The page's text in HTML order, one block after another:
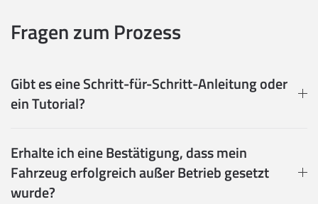
Fragen zum Prozess
Gibt es eine Schritt-für-Schritt-Anleitung oder
ein Tutorial?
Erhalte ich eine Bestätigung, dass mein
Fahrzeug erfolgreich außer Betrieb gesetzt
wurde?